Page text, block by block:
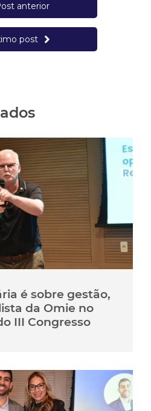
anterior
post
é sobre gestão,
da Omie no
III Congresso